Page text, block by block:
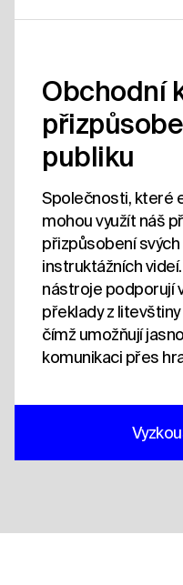
Obchodní
publiku
Společnosti, které
mohou využít náš
přizpůsobení
instruktážních
nástroje podporují
překlady z
čímž umožňují
komunikaci přes